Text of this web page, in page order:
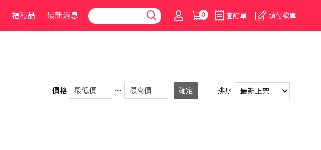
福利品 最新消息 0 查訂單 填付款單
價格 ～ 確定 排序